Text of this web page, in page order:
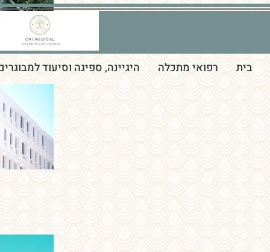
בית רפואי מתכלה היגיינה, ספיגה וסיעוד